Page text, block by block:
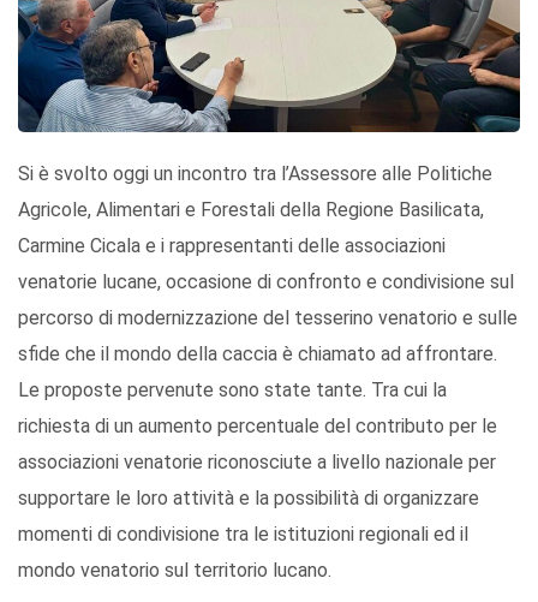
Si è svolto oggi un incontro tra l’Assessore alle Politiche
Agricole, Alimentari e Forestali della Regione Basilicata,
Carmine Cicala e i rappresentanti delle associazioni
venatorie lucane, occasione di confronto e condivisione sul
percorso di modernizzazione del tesserino venatorio e sulle
sfide che il mondo della caccia è chiamato ad affrontare.
Le proposte pervenute sono state tante. Tra cui la
richiesta di un aumento percentuale del contributo per le
associazioni venatorie riconosciute a livello nazionale per
supportare le loro attività e la possibilità di organizzare
momenti di condivisione tra le istituzioni regionali ed il
mondo venatorio sul territorio lucano.